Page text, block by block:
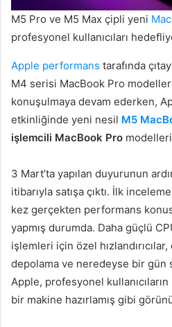
M5 Pro ve M5 Max çipli yeni
profesyonel kullanıcıları
Apple performans tarafında
M4 serisi MacBook Pro
konuşulmaya devam ederken,
etkinliğinde yeni nesil M5
işlemcili MacBook Pro
3 Mart’ta yapılan duyurunun
itibarıyla satışa çıktı. İlk
kez gerçekten performans
yapmış durumda. Daha güçlü
işlemleri için özel hızlandırıcılar,
depolama ve neredeyse bir gün
Apple, profesyonel
bir makine hazırlamış gibi